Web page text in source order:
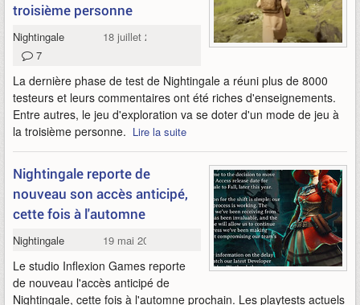
troisième personne
Nightingale
18 juillet 2023
7
La dernière phase de test de Nightingale a réuni plus de 8000
testeurs et leurs commentaires ont été riches d'enseignements.
Entre autres, le jeu d'exploration va se doter d'un mode de jeu à
la troisième personne. Lire la suite
Nightingale reporte de
nouveau son accès anticipé,
cette fois à l'automne
Nightingale 19 mai 2023
Le studio Inflexion Games reporte
de nouveau l'accès anticipé de
Nightingale, cette fois à l'automne prochain. Les playtests actuels